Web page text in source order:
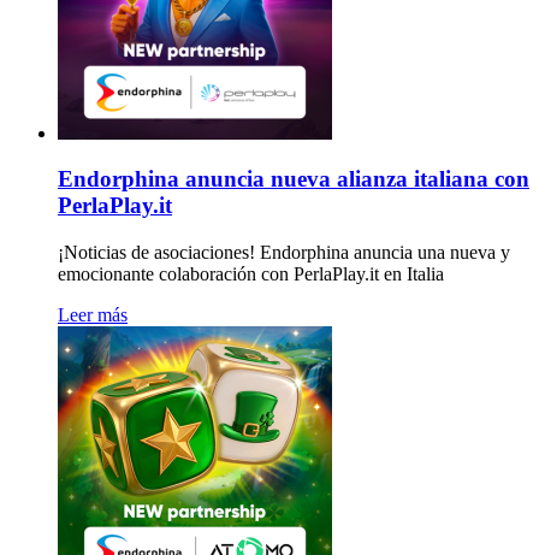
Endorphina anuncia nueva alianza italiana con
PerlaPlay.it
¡Noticias de asociaciones! Endorphina anuncia una nueva y
emocionante colaboración con PerlaPlay.it en Italia
Leer más